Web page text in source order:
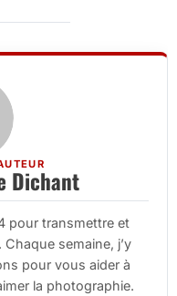
Dichant
pour transmettre et
semaine, j’y
pour vous aider à
la photographie.